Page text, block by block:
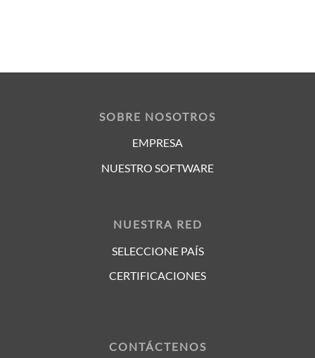
SOBRE NOSOTROS
EMPRESA
NUESTRO SOFTWARE
NUESTRA RED
SELECCIONE PAÍS
CERTIFICACIONES
CONTÁCTENOS